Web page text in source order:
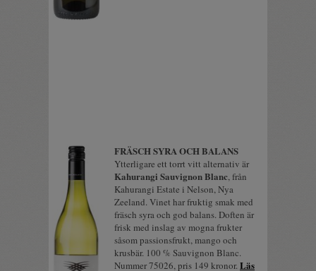
FRÄSCH SYRA OCH BALANS
Ytterligare ett torrt vitt alternativ är
Kahurangi Sauvignon Blanc, från
Kahurangi Estate i Nelson, Nya
Zeeland. Vinet har fruktig smak med
fräsch syra och god balans. Doften är
frisk med inslag av mogna frukter
såsom passionsfrukt, mango och
krusbär. 100 % Sauvignon Blanc.
Nummer 75026, pris 149 kronor. Läs